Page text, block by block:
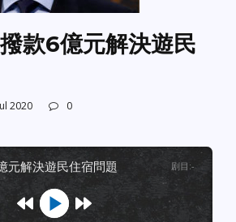
款6億元解決遊民
2020 0
元解決遊民住宿問題 剧目 :-